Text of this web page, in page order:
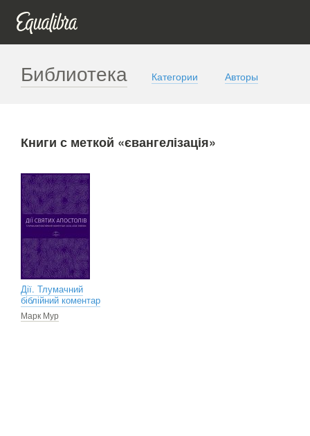
Библиотека Категории Авторы
Книги с меткой «євангелізація»
Дії. Тлумачний
біблійний коментар
Марк Мур